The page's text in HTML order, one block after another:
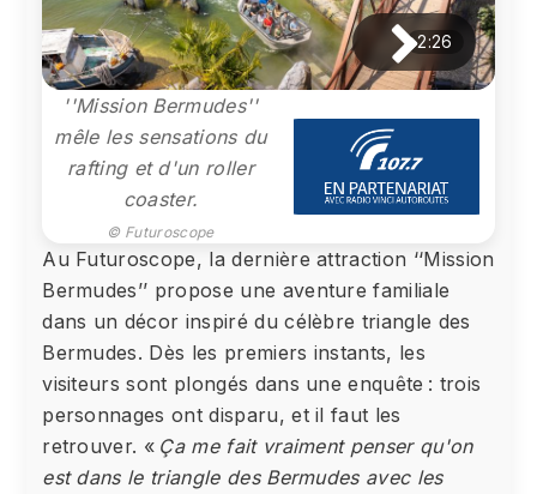
2:26
''Mission Bermudes''
mêle les sensations du
rafting et d'un roller
coaster.
© Futuroscope
Au Futuroscope, la dernière attraction ‘‘Mission
Bermudes’’ propose une aventure familiale
dans un décor inspiré du célèbre triangle des
Bermudes. Dès les premiers instants, les
visiteurs sont plongés dans une enquête : trois
personnages ont disparu, et il faut les
retrouver. « Ça me fait vraiment penser qu'on
est dans le triangle des Bermudes avec les